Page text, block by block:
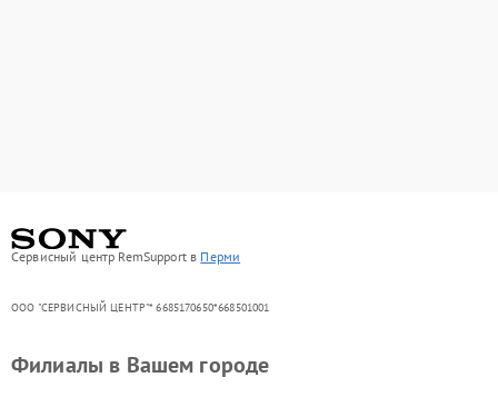
Сервисный центр RemSupport в Перми
ООО "СЕРВИСНЫЙ ЦЕНТР"* 6685170650*668501001
Филиалы в Вашем городе